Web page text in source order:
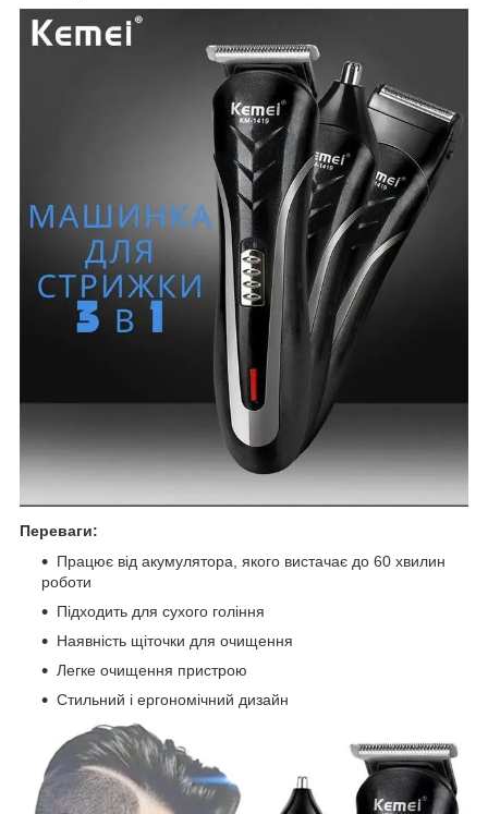
Переваги:
Працює від акумулятора, якого вистачає до 60 хвилин
роботи
Підходить для сухого гоління
Наявність щіточки для очищення
Легке очищення пристрою
Стильний і ергономічний дизайн